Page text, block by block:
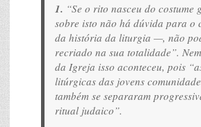
1. “Se o rito nasceu do costume
sobre isto não há dúvida para o
da história da liturgia —, não
recriado na sua totalidade”.
da Igreja isso aconteceu, pois
litúrgicas das jovens
também se separaram
ritual judaico”.